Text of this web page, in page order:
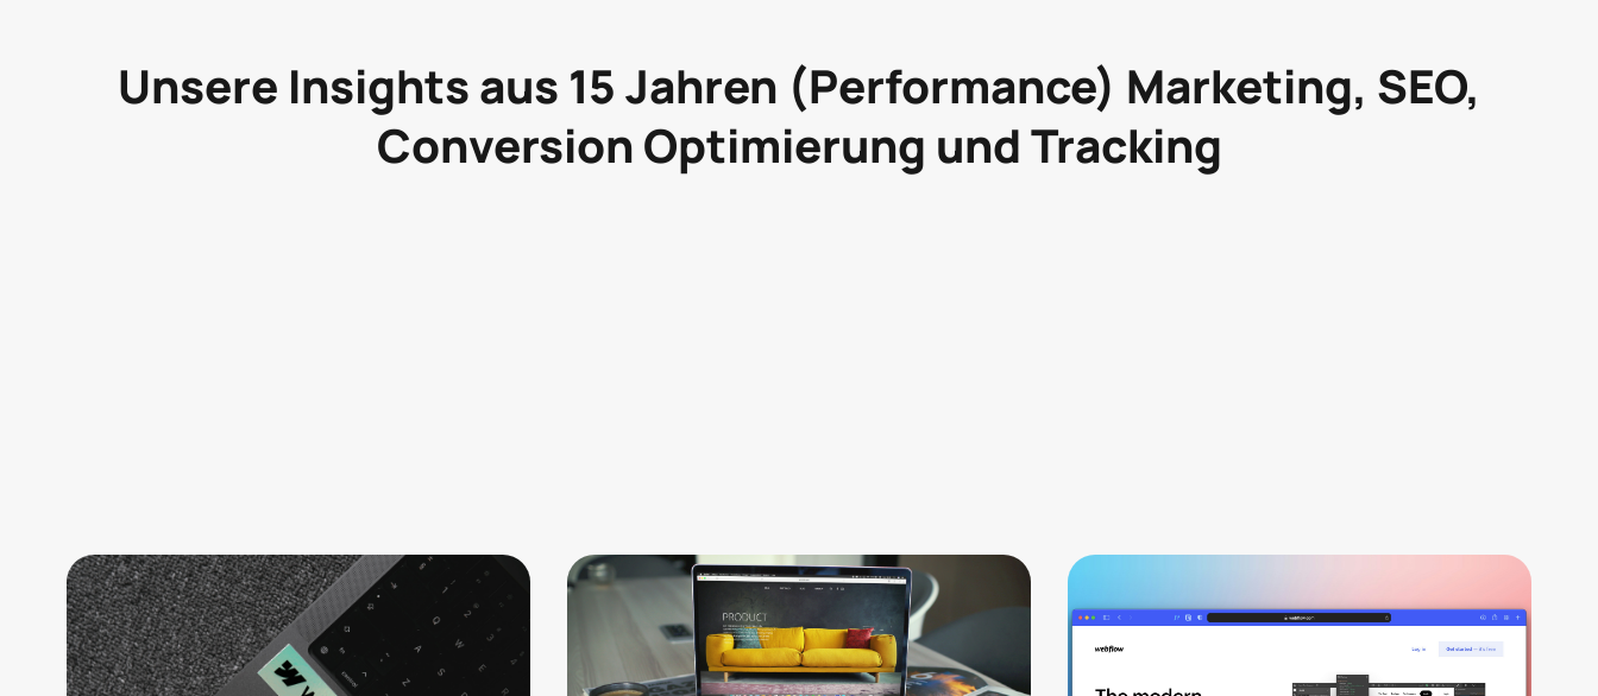
Unsere Insights aus 15 Jahren (Performance) Marketing, SEO,
Conversion Optimierung und Tracking
B2B
Webflow Agentur: Woran du eine
wirklich Gute erkennst
B2B
Figma zu Webflow: Wo im
Handoff das Geld verloren geht
Was kostet eine Webflow-
Website? Die ehrliche Rechnung